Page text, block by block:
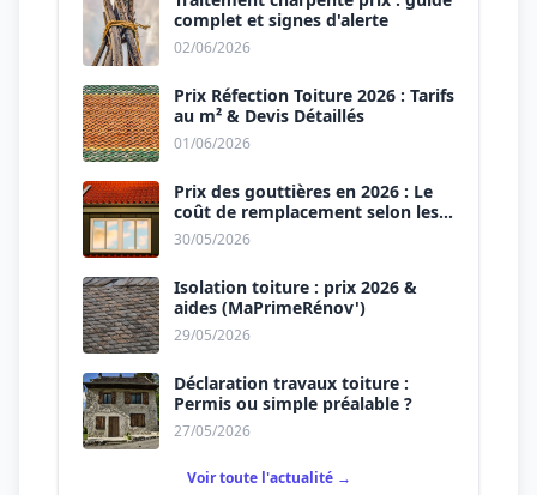
complet et signes d'alerte
02/06/2026
Prix Réfection Toiture 2026 : Tarifs
au m² & Devis Détaillés
01/06/2026
Prix des gouttières en 2026 : Le
coût de remplacement selon les
matériaux
30/05/2026
Isolation toiture : prix 2026 &
aides (MaPrimeRénov')
29/05/2026
Déclaration travaux toiture :
Permis ou simple préalable ?
27/05/2026
Voir toute l'actualité →